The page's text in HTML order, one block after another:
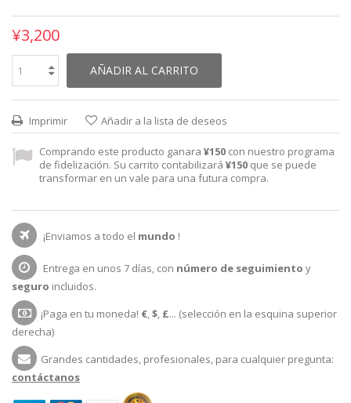
¥3,200
AÑADIR AL CARRITO
Imprimir Añadir a la lista de deseos
Comprando este producto ganara ¥150 con nuestro programa
de fidelización. Su carrito contabilizará ¥150 que se puede
transformar en un vale para una futura compra.
¡Enviamos a todo el mundo !
Entrega en unos 7 días, con número de seguimiento y
seguro incluidos.
¡Paga en tu moneda! €,$, £... (selección en la esquina superior
derecha)
Grandes cantidades, profesionales, para cualquier pregunta:
contáctanos